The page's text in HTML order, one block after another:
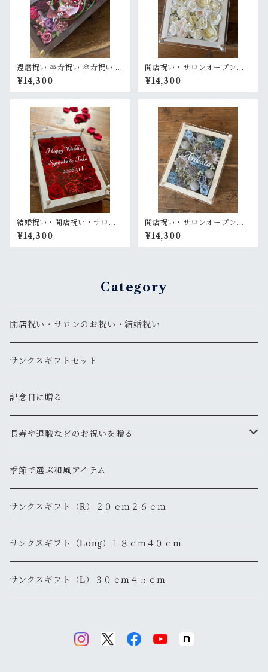
還暦祝い 卒寿祝い 傘寿祝い 退
職祝い【名入れ】プリザーブ
ドフラワーアレンジ ウッドフ
レーム 茶木枠横置き〈ボルド
¥14,300
開店祝い・サロンオープン祝
い・結婚祝い・退職祝い【名
入れ】プリザーブドフラワー
アレンジ ウッドフレーム 白木
¥14,300
結婚祝い・開店祝い・サロン
オープン祝い・還暦祝い【名
入れ】プリザーブドフラワー
アレンジ ウッドフレーム 白木
¥14,300
開店祝い・サロンオープン祝
い【名入れ】プリザーブドフ
ラワーアレンジ ウッドフレー
ム 木枠〈ブルーグレー〉プラ
¥14,300
Category
開店祝い・サロンのお祝い・結婚祝い
サンクスギフトセット
記念日に贈る
長寿や退職などのお祝いを贈る
還暦
退職・退官
季節で選ぶ和風アイテム
サンクスギフト（R）２０ｃｍ２６ｃｍ
サンクスギフト（Long）１８ｃｍ４０ｃｍ
サンクスギフト（L）３０ｃｍ４５ｃｍ